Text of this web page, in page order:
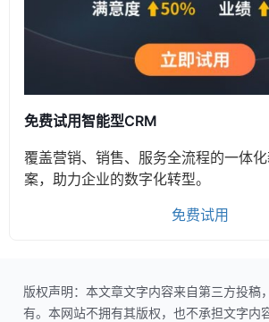
免费试用智能型CRM
覆盖营销、销售、服务全流程的一体
案，助力企业的数字化转型。
免费试用
版权声明：本文章文字内容来自第三方投稿
有。本网站不拥有其版权，也不承担文字内